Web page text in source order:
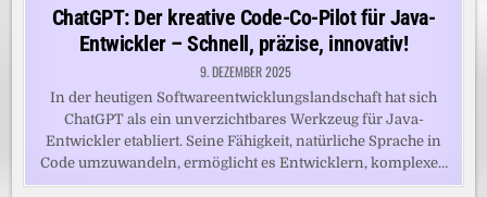
ChatGPT: Der kreative Code-Co-Pilot für Java-
Entwickler – Schnell, präzise, innovativ!
9. DEZEMBER 2025
In der heutigen Softwareentwicklungslandschaft hat sich
ChatGPT als ein unverzichtbares Werkzeug für Java-
Entwickler etabliert. Seine Fähigkeit, natürliche Sprache in
Code umzuwandeln, ermöglicht es Entwicklern, komplexe…